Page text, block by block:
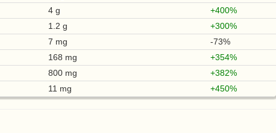
4 g
+400%
1.2 g
+300%
7 mg
-73%
168 mg
+354%
800 mg
+382%
11 mg +450%